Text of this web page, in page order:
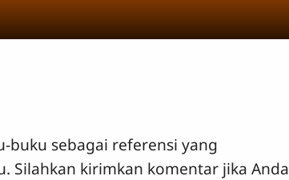
buku sebagai referensi yang
Silahkan kirimkan komentar jika Anda